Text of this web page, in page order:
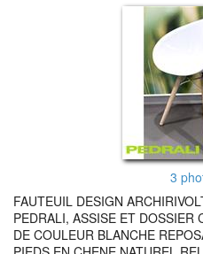
3
FAUTEUIL DESIGN
PEDRALI, ASSISE ET DOSSIER
DE COULEUR BLANCHE